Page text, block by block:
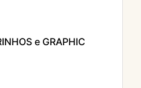
e GRAPHIC